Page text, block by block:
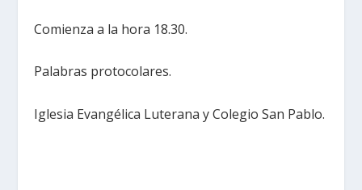
Comienza a la hora 18.30.
Palabras protocolares.
Iglesia Evangélica Luterana y Colegio San Pablo.